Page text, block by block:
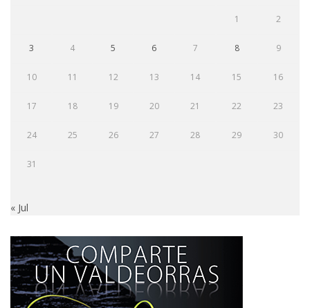
1 2
3 4 5 6 7 8 9
10 11 12 13 14 15 16
17 18 19 20 21 22 23
24 25 26 27 28 29 30
31
« Jul